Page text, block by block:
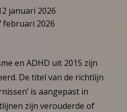
januari 2026
februari 2026
en ADHD uit 2015 zijn
De titel van de richtlijn
is aangepast in
zijn verouderde of